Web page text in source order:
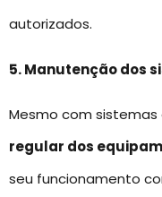
autorizados.
5. Manutenção dos
Mesmo com sistemas
regular dos
seu funcionamento